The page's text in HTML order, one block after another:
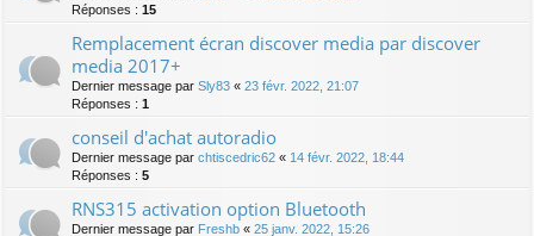
Réponses : 15
Remplacement écran discover media par discover
media 2017+
Dernier message par Sly83 « 23 févr. 2022, 21:07
Réponses : 1
conseil d'achat autoradio
Dernier message par chtiscedric62 « 14 févr. 2022, 18:44
Réponses : 5
RNS315 activation option Bluetooth
Dernier message par Freshb « 25 janv. 2022, 15:26